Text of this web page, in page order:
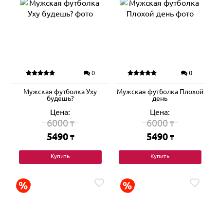
0
Мужская футболка Уху
будешь?
Цена:
6000₸
5490 ₸
Купить
0
Мужская футболка Плохой
день
Цена:
6000₸
5490 ₸
Купить